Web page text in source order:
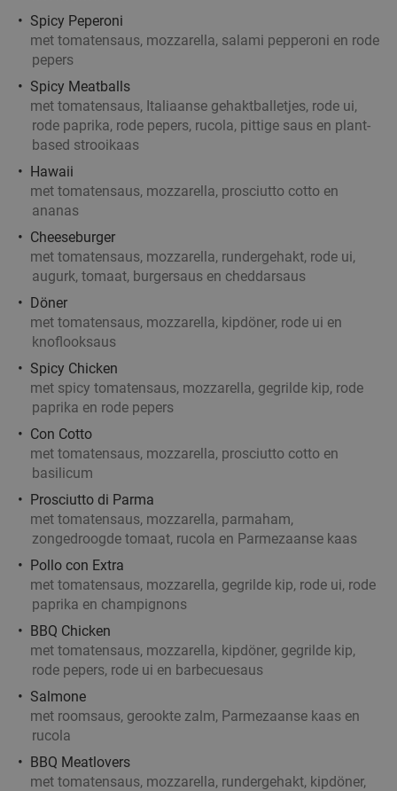
Spicy Peperoni
met tomatensaus, mozzarella, salami pepperoni en rode
pepers
Spicy Meatballs
met tomatensaus, Italiaanse gehaktballetjes, rode ui,
rode paprika, rode pepers, rucola, pittige saus en plant-
based strooikaas
Hawaii
met tomatensaus, mozzarella, prosciutto cotto en
ananas
Cheeseburger
met tomatensaus, mozzarella, rundergehakt, rode ui,
augurk, tomaat, burgersaus en cheddarsaus
Döner
met tomatensaus, mozzarella, kipdöner, rode ui en
knoflooksaus
Spicy Chicken
met spicy tomatensaus, mozzarella, gegrilde kip, rode
paprika en rode pepers
Con Cotto
met tomatensaus, mozzarella, prosciutto cotto en
basilicum
Prosciutto di Parma
met tomatensaus, mozzarella, parmaham,
zongedroogde tomaat, rucola en Parmezaanse kaas
Pollo con Extra
met tomatensaus, mozzarella, gegrilde kip, rode ui, rode
paprika en champignons
BBQ Chicken
met tomatensaus, mozzarella, kipdöner, gegrilde kip,
rode pepers, rode ui en barbecuesaus
Salmone
met roomsaus, gerookte zalm, Parmezaanse kaas en
rucola
BBQ Meatlovers
met tomatensaus, mozzarella, rundergehakt, kipdöner,